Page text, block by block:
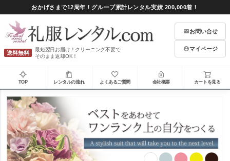
おかげさまで12周年！グループ累計レンタル実績 200,000着！
送料無料
最短翌日お届け！クリーニング不要で
そのまま返却OK！
お問い合せ
マイページ
TOP レンタルの流れ よくあるご質問 会社概要 カートを見る